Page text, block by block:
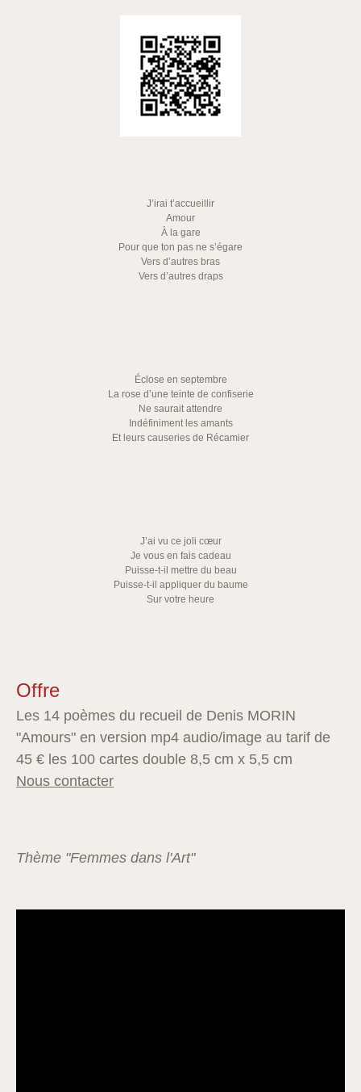
J’irai t’accueillir
Amour
À la gare
Pour que ton pas ne s’égare
Vers d’autres bras
Vers d’autres draps
Éclose en septembre
La rose d’une teinte de confiserie
Ne saurait attendre
Indéfiniment les amants
Et leurs causeries de Récamier
J’ai vu ce joli cœur
Je vous en fais cadeau
Puisse-t-il mettre du beau
Puisse-t-il appliquer du baume
Sur votre heure
Offre
Les 14 poèmes du recueil de Denis MORIN
"Amours" en version mp4 audio/image au tarif de
45 € les 100 cartes double 8,5 cm x 5,5 cm
Nous contacter
Thème "Femmes dans l'Art"